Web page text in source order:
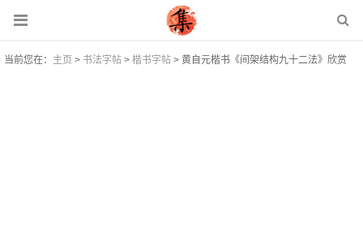
当前您在： 主页 > 书法字帖 > 楷书字帖 > 黄自元楷书《间架结构九十二法》欣赏